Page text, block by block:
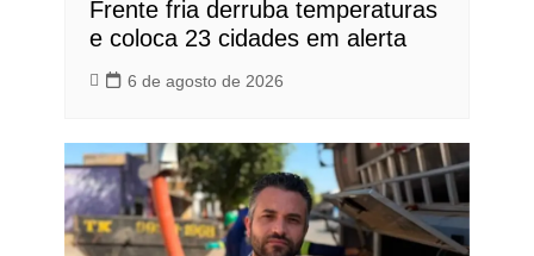
Frente fria derruba temperaturas
e coloca 23 cidades em alerta
6 de agosto de 2026